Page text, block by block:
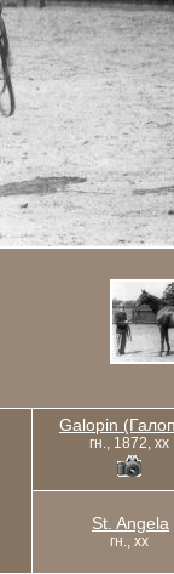
Galopin
гн., 1872, xx
St. Angela
гн., xx